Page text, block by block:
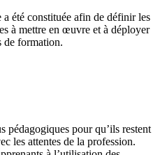
été constituée afin de définir les
à mettre en œuvre et à déployer
de formation.
pédagogiques pour qu’ils restent
les attentes de la profession.